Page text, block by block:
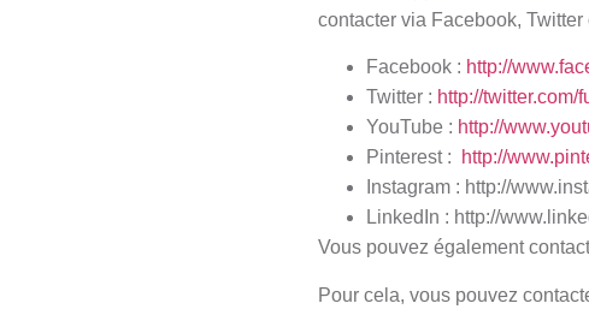
contacter via Facebook,
Facebook : http://
Twitter : http://twitter.com/
YouTube : http://
Pinterest :
http://
Instagram : http://
LinkedIn : http://
Vous pouvez également
Pour cela, vous pouvez